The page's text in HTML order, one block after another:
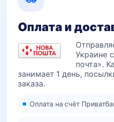
Оплата и
Украине
почта».
занимает 1 день,
заказа.
Оплата на счёт